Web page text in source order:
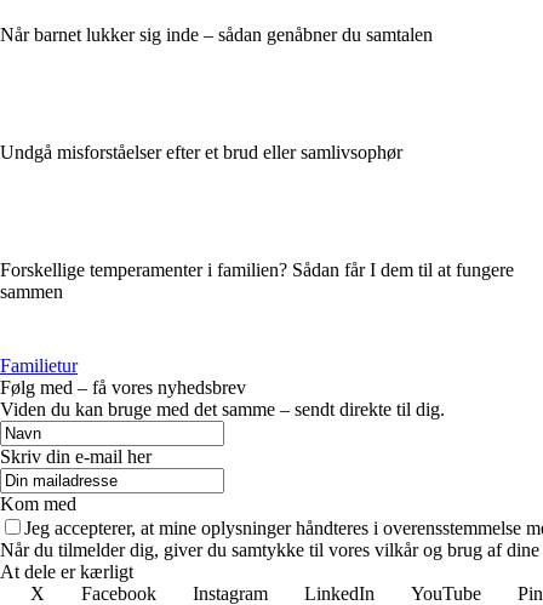
Når barnet lukker sig inde – sådan genåbner du samtalen
Undgå misforståelser efter et brud eller samlivsophør
Forskellige temperamenter i familien? Sådan får I dem til at fungere
sammen
Familietur
Følg med – få vores nyhedsbrev
Viden du kan bruge med det samme – sendt direkte til dig.
Skriv din e-mail her
Kom med
Jeg accepterer, at mine oplysninger håndteres i overensstemmelse
Når du tilmelder dig, giver du samtykke til vores vilkår og brug af
At dele er kærligt
X
Facebook Instagram LinkedIn YouTube